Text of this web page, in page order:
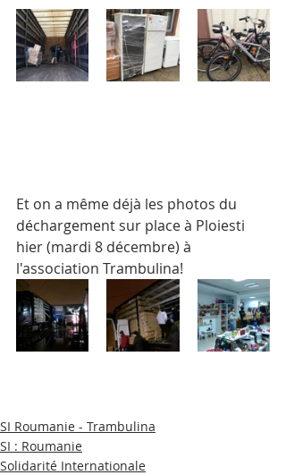
Et on a même déjà les photos du
déchargement sur place à Ploiesti
hier (mardi 8 décembre) à
l'association Trambulina!
SI Roumanie - Trambulina
SI : Roumanie
Solidarité Internationale